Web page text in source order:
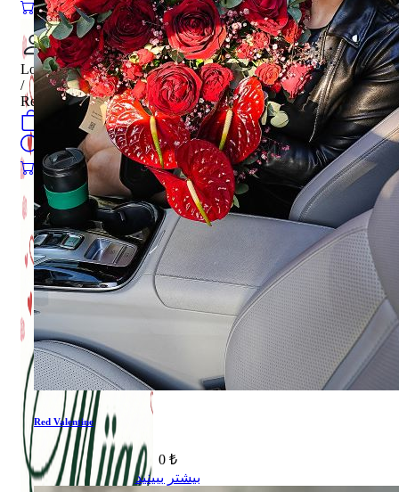
0öğeler 0.00₺
Menu
العربية
Login
/
Register
öğeler
Search
0öğeler 0.00₺
Red Valentine
0 ₺
بیشتر ببینید